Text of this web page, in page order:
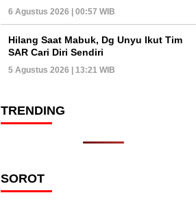
6 Agustus 2026 | 00:57 WIB
Hilang Saat Mabuk, Dg Unyu Ikut Tim
SAR Cari Diri Sendiri
5 Agustus 2026 | 13:21 WIB
TRENDING
SOROT